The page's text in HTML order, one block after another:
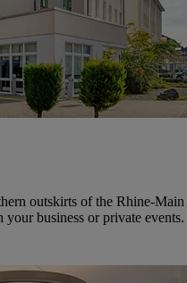
outskirts of the Rhine-
business or private